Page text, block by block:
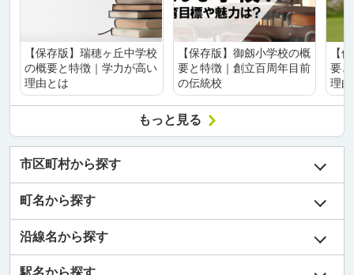
【保存版】瑞穂ヶ丘中学校
の概要と特徴｜学力が高い
理由とは
【保存版】御劔小学校の概
要と特徴｜創立百周年目前
の伝統校
【
要
理
もっと見る
市区町村から探す
町名から探す
沿線名から探す